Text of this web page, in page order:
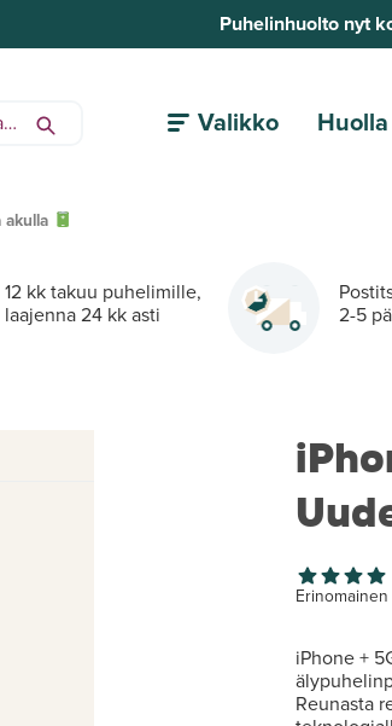
Puhelinhuolto nyt
Valikko Huolla
akulla
12 kk takuu puhelimille,
laajenna 24 kk asti
2-5
Erinomainen
iPhone +
Reunasta